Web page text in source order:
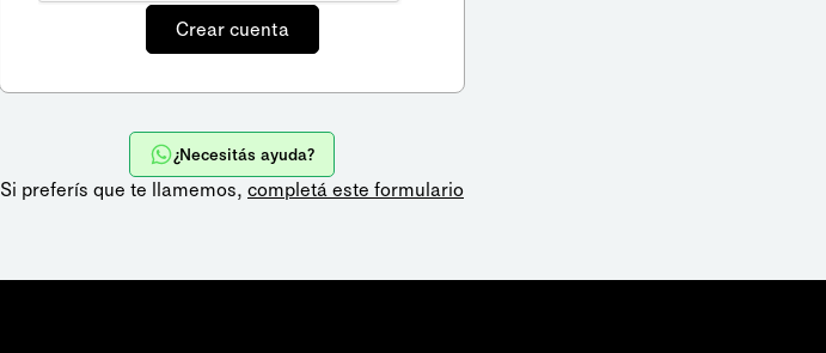
¿Necesitás ayuda?
Si preferís que te llamemos, completá este formulario